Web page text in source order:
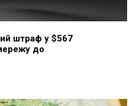
штраф у $567
до